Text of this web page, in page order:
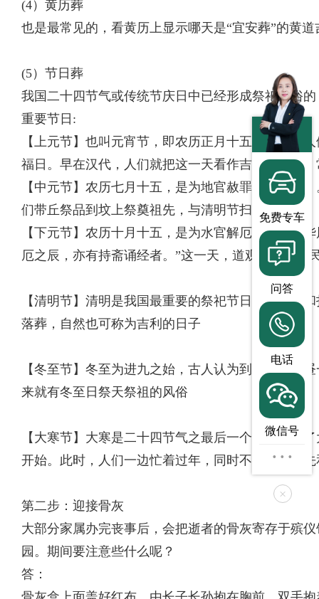
(4）黄历葬
也是最常见的，看黄历上显示哪天是“宜安葬”的黄道
(5）节日葬
我国二十四节气或传统节庆日中已经形成祭祀风俗
重要节日:
【上元节】也叫元宵节，即农历正月十五，这一天
福日。早在汉代，人们就把这一天看作吉日，现在
【中元节】农历七月十五，是为地官赦罪日（鬼节
们带丘祭品到坟上祭奠祖先，与清明节扫墓相似。
【下元节】农历十月十五，是为水官解厄日。《中
厄之辰，亦有持斋诵经者。”这一天，道观做道场，
【清明节】清明是我国最重要的祭祀节日，是祭祖
落葬，自然也可称为吉利的日子
【冬至节】冬至为进九之始，古人认为到了冬至白
来就有冬至日祭天祭祖的风俗
【大寒节】大寒是二十四节气之最后一个节气，过
开始。此时，人们一边忙着过年，同时不忘祭祀祖
第二步：迎接骨灰
大部分家属办完丧事后，会把逝者的骨灰寄存于殡
园。期间要注意些什么呢？
答：
免费专车
问答
电话
微信号
···
×